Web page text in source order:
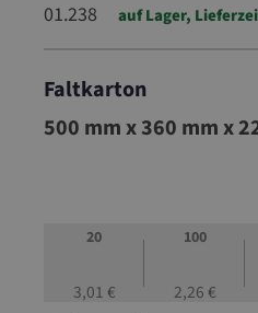
01.238 auf Lager,
Faltkarton
01.238
500 mm x 360 mm x
20
3,01 €
100
2,26 €